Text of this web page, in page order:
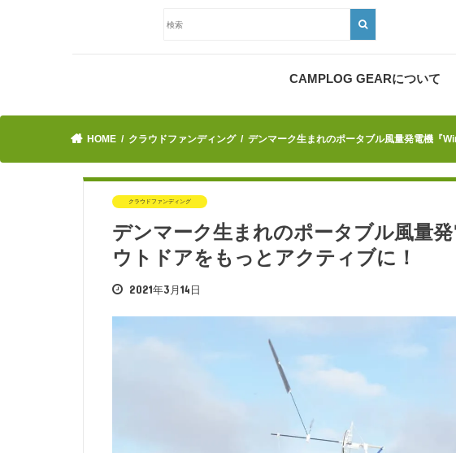
CAMPLOG GEARについて
HOME クラウドファンディング デンマーク生まれのポータブル風量発電機『
クラウドファンディング
デンマーク生まれのポータブル風量
ウトドアをもっとアクティブに！
2021年3月14日